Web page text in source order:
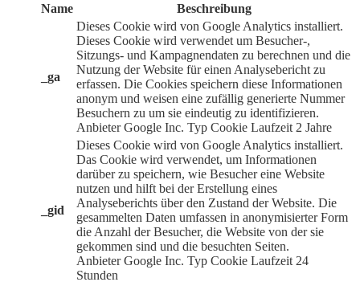
Name
Beschreibung
_ga
Dieses Cookie wird von Google Analytics installiert.
Dieses Cookie wird verwendet um Besucher-,
Sitzungs- und Kampagnendaten zu berechnen und die
Nutzung der Website für einen Analysebericht zu
erfassen. Die Cookies speichern diese Informationen
anonym und weisen eine zufällig generierte Nummer
Besuchern zu um sie eindeutig zu identifizieren.
Anbieter Google Inc. Typ Cookie Laufzeit 2 Jahre
_gid
Dieses Cookie wird von Google Analytics installiert.
Das Cookie wird verwendet, um Informationen
darüber zu speichern, wie Besucher eine Website
nutzen und hilft bei der Erstellung eines
Analyseberichts über den Zustand der Website. Die
gesammelten Daten umfassen in anonymisierter Form
die Anzahl der Besucher, die Website von der sie
gekommen sind und die besuchten Seiten.
Anbieter Google Inc. Typ Cookie Laufzeit 24
Stunden